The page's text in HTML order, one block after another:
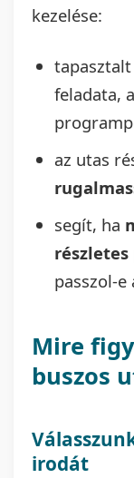
kezelése:
tapasztalt
feladata,
az utas
segít, ha
passzol-e
Mire
buszos
irodát